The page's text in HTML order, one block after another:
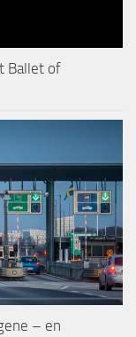
Ballet of
– en